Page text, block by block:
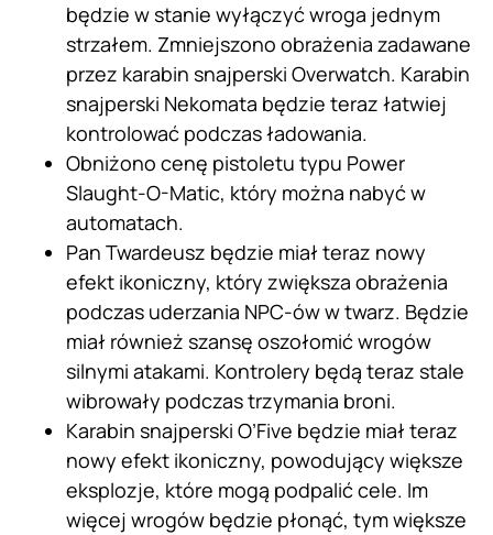
będzie w stanie wyłączyć wroga jednym
strzałem. Zmniejszono obrażenia zadawane
przez karabin snajperski Overwatch. Karabin
snajperski Nekomata będzie teraz łatwiej
kontrolować podczas ładowania.
Obniżono cenę pistoletu typu Power
Slaught-O-Matic, który można nabyć w
automatach.
Pan Twardeusz będzie miał teraz nowy
efekt ikoniczny, który zwiększa obrażenia
podczas uderzania NPC-ów w twarz. Będzie
miał również szansę oszołomić wrogów
silnymi atakami. Kontrolery będą teraz stale
wibrowały podczas trzymania broni.
Karabin snajperski O’Five będzie miał teraz
nowy efekt ikoniczny, powodujący większe
eksplozje, które mogą podpalić cele. Im
więcej wrogów będzie płonąć, tym większe